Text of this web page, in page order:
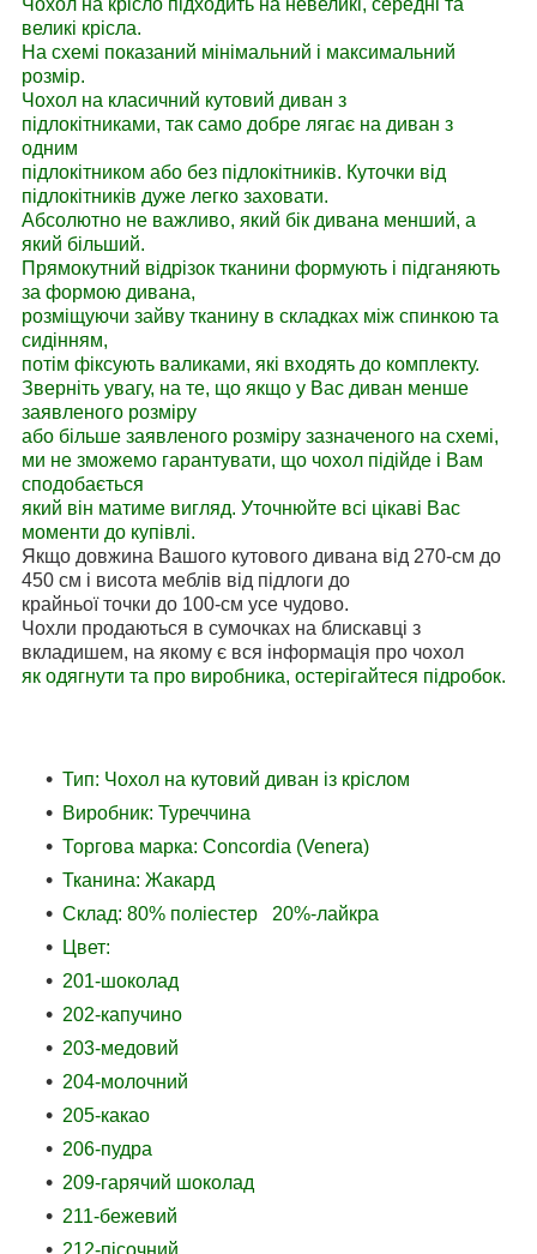
великі крісла.
На схемі показаний мінімальний і максимальний
розмір.
Чохол на класичний кутовий диван з
підлокітниками, так само добре лягає на диван з
одним
підлокітником або без підлокітників. Куточки від
підлокітників дуже легко заховати.
Абсолютно не важливо, який бік дивана менший, а
який більший.
Прямокутний відрізок тканини формують і підганяють
за формою дивана,
розміщуючи зайву тканину в складках між спинкою та
сидінням,
потім фіксують валиками, які входять до комплекту.
Зверніть увагу, на те, що якщо у Вас диван менше
заявленого розміру
або більше заявленого розміру зазначеного на схемі,
ми не зможемо гарантувати, що чохол підійде і Вам
сподобається
який він матиме вигляд. Уточнюйте всі цікаві Вас
моменти до купівлі.
Якщо довжина Вашого кутового дивана від 270-см до
450 см і висота меблів від підлоги до
крайньої точки до 100-см усе чудово.
Чохли продаються в сумочках на блискавці з
вкладишем, на якому є вся інформація про чохол
як одягнути та про виробника, остерігайтеся підробок.
Тип: Чохол на кутовий диван із кріслом
Виробник: Туреччина
Торгова марка: Concordia (Venera)
Тканина: Жакард
Склад: 80% поліестер 20%-лайкра
Цвет:
201-шоколад
202-капучино
203-медовий
204-молочний
205-какао
206-пудра
209-гарячий шоколад
211-бежевий
212-пісочний